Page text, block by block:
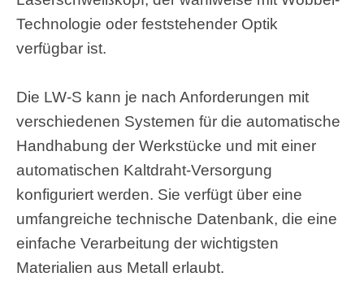
Technologie oder feststehender Optik
verfügbar ist.
Die LW-S kann je nach Anforderungen mit
verschiedenen Systemen für die automatische
Handhabung der Werkstücke und mit einer
automatischen Kaltdraht-Versorgung
konfiguriert werden. Sie verfügt über eine
umfangreiche technische Datenbank, die eine
einfache Verarbeitung der wichtigsten
Materialien aus Metall erlaubt.